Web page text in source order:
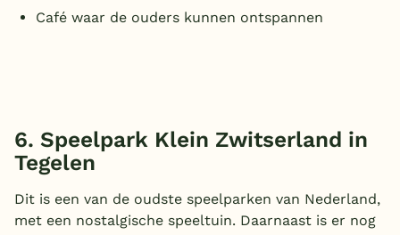
Café waar de ouders kunnen ontspannen
6. Speelpark Klein Zwitserland in
Tegelen
Dit is een van de oudste speelparken van Nederland,
met een nostalgische speeltuin. Daarnaast is er nog